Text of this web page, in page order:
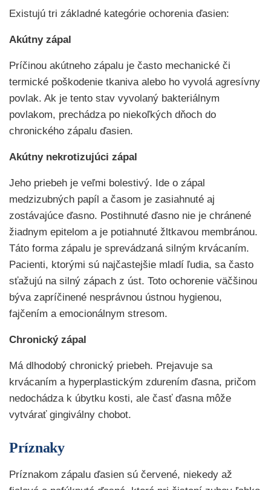
Existujú tri základné kategórie ochorenia ďasien:
Akútny zápal
Príčinou akútneho zápalu je často mechanické či
termické poškodenie tkaniva alebo ho vyvolá agresívny
povlak. Ak je tento stav vyvolaný bakteriálnym
povlakom, prechádza po niekoľkých dňoch do
chronického zápalu ďasien.
Akútny nekrotizujúci zápal
Jeho priebeh je veľmi bolestivý. Ide o zápal
medzizubných papíl a časom je zasiahnuté aj
zostávajúce ďasno. Postihnuté ďasno nie je chránené
žiadnym epitelom a je potiahnuté žltkavou membránou.
Táto forma zápalu je sprevádzaná silným krvácaním.
Pacienti, ktorými sú najčastejšie mladí ľudia, sa často
sťažujú na silný zápach z úst. Toto ochorenie väčšinou
býva zapríčinené nesprávnou ústnou hygienou,
fajčením a emocionálnym stresom.
Chronický zápal
Má dlhodobý chronický priebeh. Prejavuje sa
krvácaním a hyperplastickým zdurením ďasna, pričom
nedochádza k úbytku kosti, ale časť ďasna môže
vytvárať gingiválny chobot.
Príznaky
Príznakom zápalu ďasien sú červené, niekedy až